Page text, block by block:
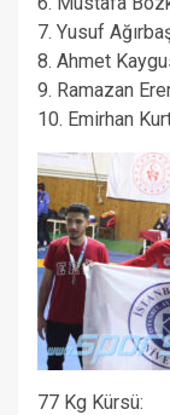
7. Yusuf
8. Ahmet
9. Ramazan
10. Emirhan
77 Kg Kürsü: